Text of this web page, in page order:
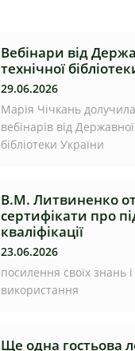
Вебінари від
технічної
29.06.2026
Марія Чічкань
вебінарів від
бібліотеки України
В.М. Литвиненко
сертифікати про
кваліфікації
23.06.2026
посилення своїх знань
використання
Ще одна гостьова